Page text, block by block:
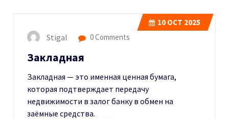
10 OCT 2025
Stigal 0 Comments
Закладная
Закладная — это именная ценная бумага,
которая подтверждает передачу
недвижимости в залог банку в обмен на
заёмные средства.